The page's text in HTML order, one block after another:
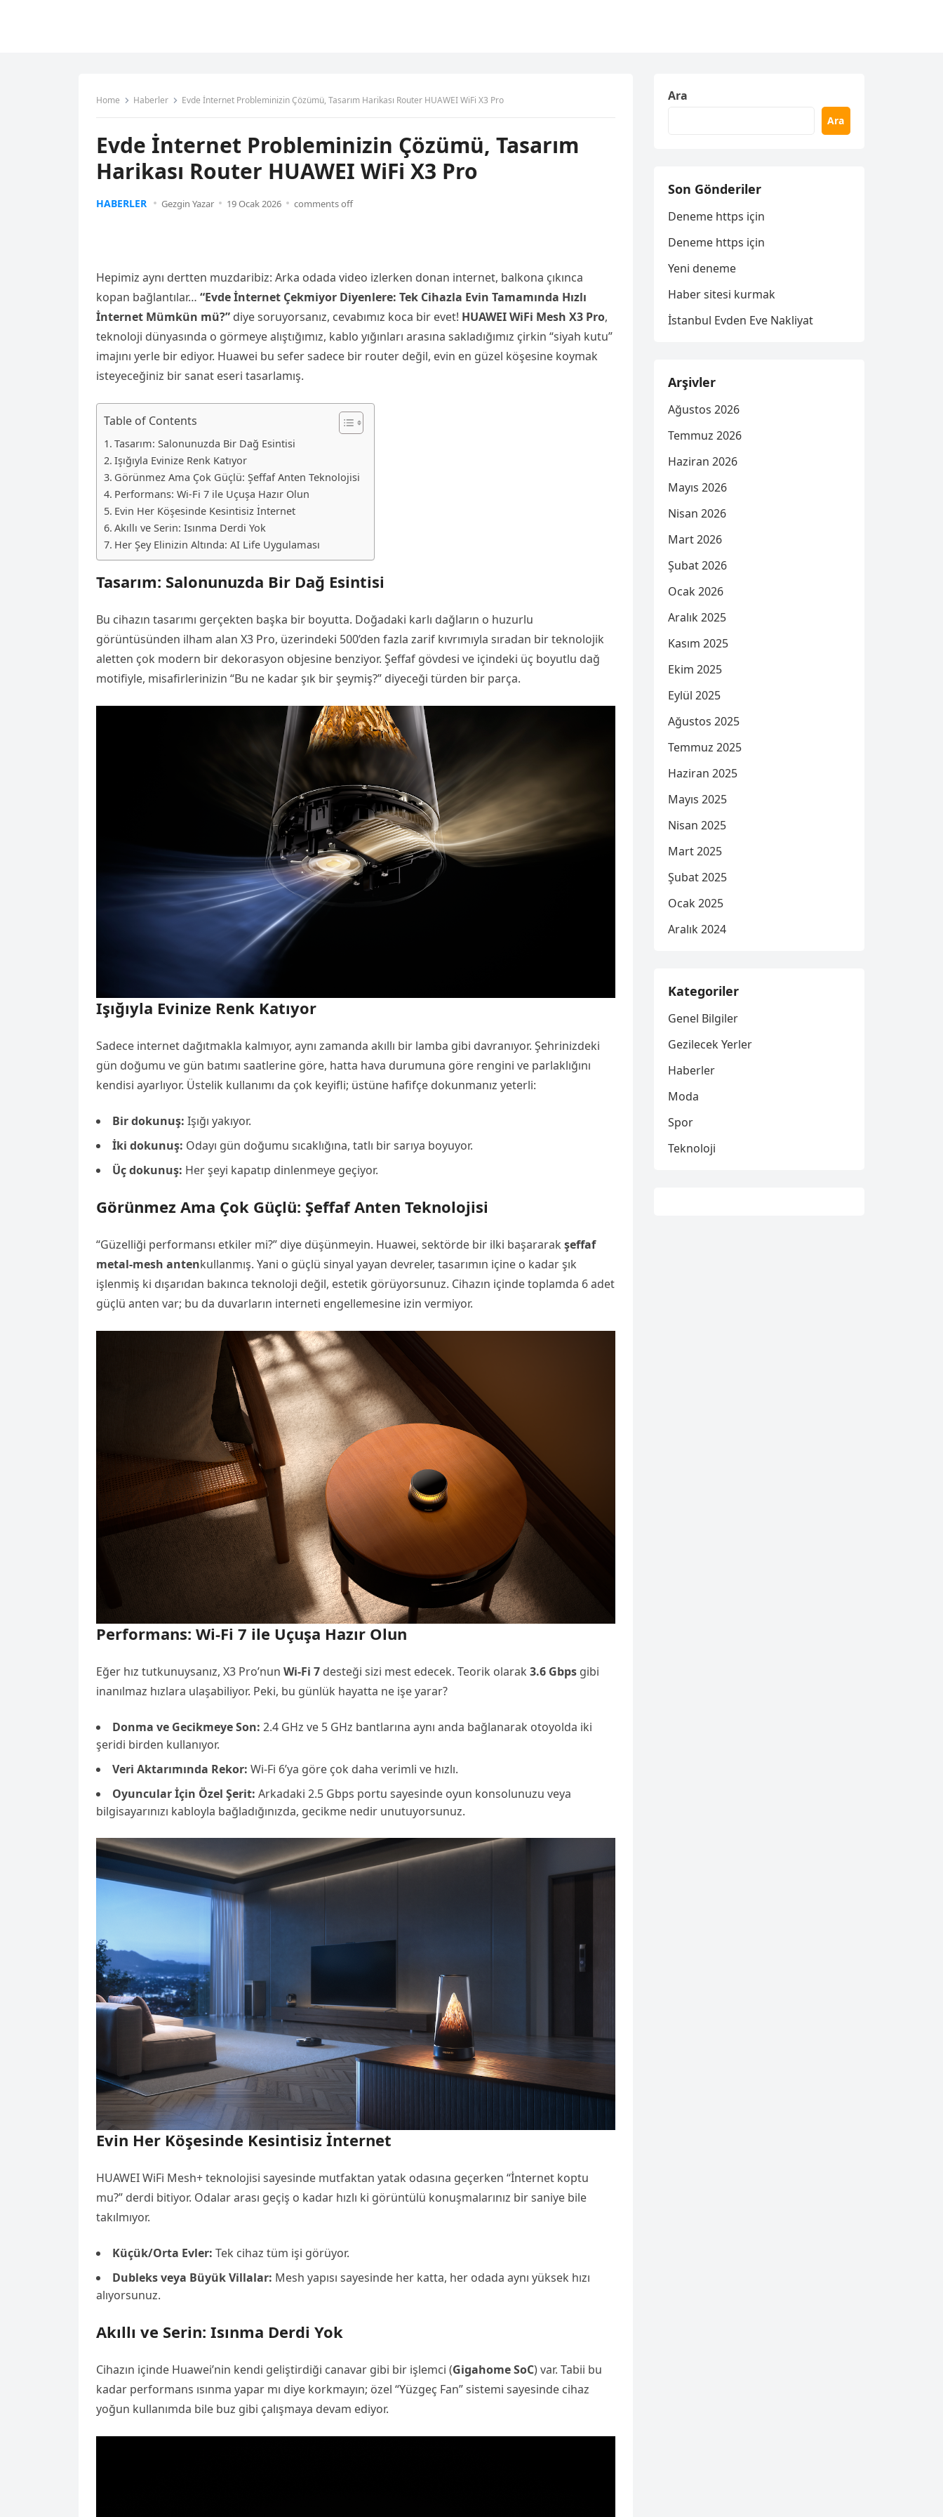
Home Haberler Evde İnternet Probleminizin Çözümü, Tasarım Harikası Router HUAWEI WiFi X3 Pro
Evde İnternet Probleminizin Çözümü, Tasarım
Harikası Router HUAWEI WiFi X3 Pro
HABERLER Gezgin Yazar 19 Ocak 2026 comments off
Hepimiz aynı dertten muzdaribiz: Arka odada video izlerken donan internet, balkona çıkınca
kopan bağlantılar… “Evde İnternet Çekmiyor Diyenlere: Tek Cihazla Evin Tamamında Hızlı
İnternet Mümkün mü?” diye soruyorsanız, cevabımız koca bir evet! HUAWEI WiFi Mesh X3 Pro,
teknoloji dünyasında o görmeye alıştığımız, kablo yığınları arasına sakladığımız çirkin “siyah kutu”
imajını yerle bir ediyor. Huawei bu sefer sadece bir router değil, evin en güzel köşesine koymak
isteyeceğiniz bir sanat eseri tasarlamış.
Table of Contents
Tasarım: Salonunuzda Bir Dağ Esintisi
Işığıyla Evinize Renk Katıyor
Görünmez Ama Çok Güçlü: Şeffaf Anten Teknolojisi
Performans: Wi-Fi 7 ile Uçuşa Hazır Olun
Evin Her Köşesinde Kesintisiz İnternet
Akıllı ve Serin: Isınma Derdi Yok
Her Şey Elinizin Altında: AI Life Uygulaması
Tasarım: Salonunuzda Bir Dağ Esintisi
Bu cihazın tasarımı gerçekten başka bir boyutta. Doğadaki karlı dağların o huzurlu
görüntüsünden ilham alan X3 Pro, üzerindeki 500’den fazla zarif kıvrımıyla sıradan bir teknolojik
aletten çok modern bir dekorasyon objesine benziyor. Şeffaf gövdesi ve içindeki üç boyutlu dağ
motifiyle, misafirlerinizin “Bu ne kadar şık bir şeymiş?” diyeceği türden bir parça.
Işığıyla Evinize Renk Katıyor
Sadece internet dağıtmakla kalmıyor, aynı zamanda akıllı bir lamba gibi davranıyor. Şehrinizdeki
gün doğumu ve gün batımı saatlerine göre, hatta hava durumuna göre rengini ve parlaklığını
kendisi ayarlıyor. Üstelik kullanımı da çok keyifli; üstüne hafifçe dokunmanız yeterli:
Bir dokunuş: Işığı yakıyor.
İki dokunuş: Odayı gün doğumu sıcaklığına, tatlı bir sarıya boyuyor.
Üç dokunuş: Her şeyi kapatıp dinlenmeye geçiyor.
Görünmez Ama Çok Güçlü: Şeffaf Anten Teknolojisi
“Güzelliği performansı etkiler mi?” diye düşünmeyin. Huawei, sektörde bir ilki başararak şeffaf
metal-mesh antenkullanmış. Yani o güçlü sinyal yayan devreler, tasarımın içine o kadar şık
işlenmiş ki dışarıdan bakınca teknoloji değil, estetik görüyorsunuz. Cihazın içinde toplamda 6 adet
güçlü anten var; bu da duvarların interneti engellemesine izin vermiyor.
Performans: Wi-Fi 7 ile Uçuşa Hazır Olun
Eğer hız tutkunuysanız, X3 Pro’nun Wi-Fi 7 desteği sizi mest edecek. Teorik olarak 3.6 Gbps gibi
inanılmaz hızlara ulaşabiliyor. Peki, bu günlük hayatta ne işe yarar?
Donma ve Gecikmeye Son: 2.4 GHz ve 5 GHz bantlarına aynı anda bağlanarak otoyolda iki
şeridi birden kullanıyor.
Veri Aktarımında Rekor: Wi-Fi 6’ya göre çok daha verimli ve hızlı.
Oyuncular İçin Özel Şerit: Arkadaki 2.5 Gbps portu sayesinde oyun konsolunuzu veya
bilgisayarınızı kabloyla bağladığınızda, gecikme nedir unutuyorsunuz.
Evin Her Köşesinde Kesintisiz İnternet
HUAWEI WiFi Mesh+ teknolojisi sayesinde mutfaktan yatak odasına geçerken “İnternet koptu
mu?” derdi bitiyor. Odalar arası geçiş o kadar hızlı ki görüntülü konuşmalarınız bir saniye bile
takılmıyor.
Küçük/Orta Evler: Tek cihaz tüm işi görüyor.
Dubleks veya Büyük Villalar: Mesh yapısı sayesinde her katta, her odada aynı yüksek hızı
alıyorsunuz.
Akıllı ve Serin: Isınma Derdi Yok
Cihazın içinde Huawei’nin kendi geliştirdiği canavar gibi bir işlemci (Gigahome SoC) var. Tabii bu
kadar performans ısınma yapar mı diye korkmayın; özel “Yüzgeç Fan” sistemi sayesinde cihaz
yoğun kullanımda bile buz gibi çalışmaya devam ediyor.
Ara
Ara
Son Gönderiler
Deneme https için
Deneme https için
Yeni deneme
Haber sitesi kurmak
İstanbul Evden Eve Nakliyat
Arşivler
Ağustos 2026
Temmuz 2026
Haziran 2026
Mayıs 2026
Nisan 2026
Mart 2026
Şubat 2026
Ocak 2026
Aralık 2025
Kasım 2025
Ekim 2025
Eylül 2025
Ağustos 2025
Temmuz 2025
Haziran 2025
Mayıs 2025
Nisan 2025
Mart 2025
Şubat 2025
Ocak 2025
Aralık 2024
Kategoriler
Genel Bilgiler
Gezilecek Yerler
Haberler
Moda
Spor
Teknoloji